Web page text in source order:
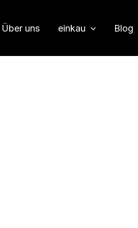
Über uns einkau Blog